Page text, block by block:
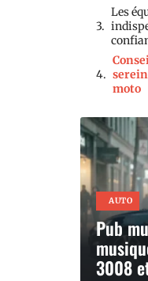
Les
moto
AUTO
Pub
3008